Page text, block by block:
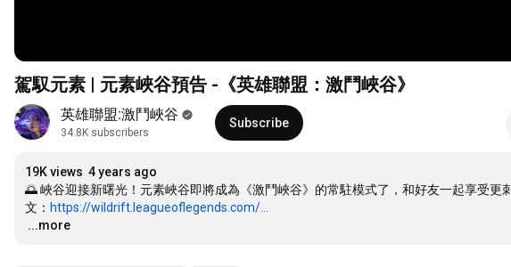
駕馭元素 | 元素峽谷預告 -《英雄聯盟：激鬥峽谷》
英雄聯盟:激鬥峽谷
34.8K subscribers
Subscribe
19K views 4 years ago
🌅 峽谷迎接新曙光！元素峽谷即將成為《激鬥峽谷》的常駐模式了，和好友一起享受更
文： https://wildrift.leagueoflegends.com/...
…
...more